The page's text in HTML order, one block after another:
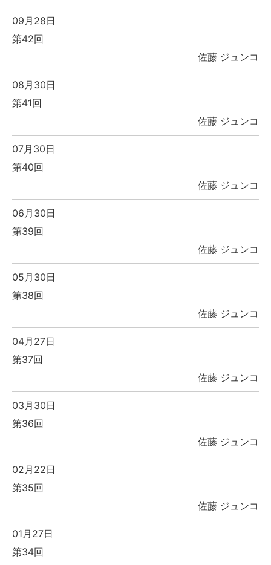
09月28日
第42回
佐藤 ジュンコ
08月30日
第41回
佐藤 ジュンコ
07月30日
第40回
佐藤 ジュンコ
06月30日
第39回
佐藤 ジュンコ
05月30日
第38回
佐藤 ジュンコ
04月27日
第37回
佐藤 ジュンコ
03月30日
第36回
佐藤 ジュンコ
02月22日
第35回
佐藤 ジュンコ
01月27日
第34回